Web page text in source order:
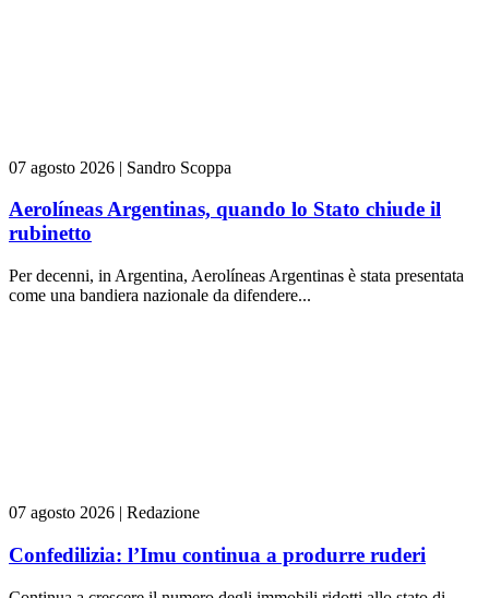
07 agosto 2026 | Sandro Scoppa
Aerolíneas Argentinas, quando lo Stato chiude il
rubinetto
Per decenni, in Argentina, Aerolíneas Argentinas è stata presentata
come una bandiera nazionale da difendere...
07 agosto 2026 | Redazione
Confedilizia: l’Imu continua a produrre ruderi